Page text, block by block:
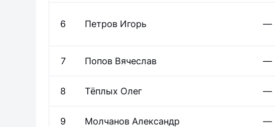
6 Петров Игорь —
7 Попов Вячеслав —
8 Тёплых Олег —
9 Молчанов Александр —